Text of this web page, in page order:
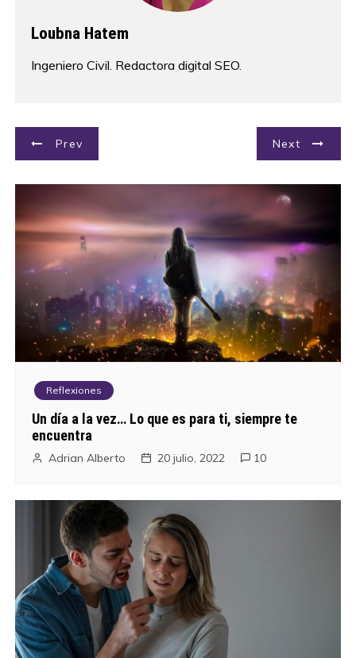
Loubna Hatem
Ingeniero Civil. Redactora digital SEO.
N
a
v
e
g
a
n
t
Prev Next
Reflexiones
Un día a la vez… Lo que es para ti, siempre te
encuentra
Adrian Alberto 20 julio, 2022 10